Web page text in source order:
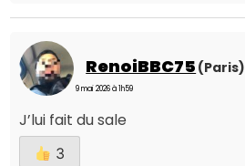
RenoiBBC75 (Paris)
9 mai 2026 à 1h59
J’lui fait du sale
3